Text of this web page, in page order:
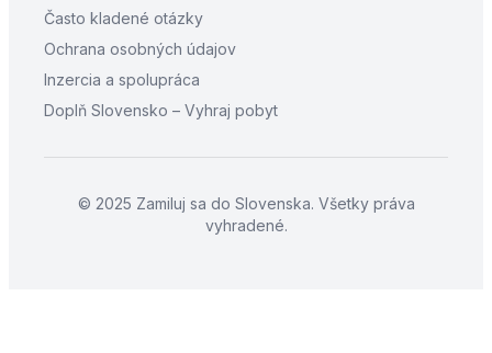
Často kladené otázky
Ochrana osobných údajov
Inzercia a spolupráca
Doplň Slovensko – Vyhraj pobyt
© 2025 Zamiluj sa do Slovenska. Všetky práva
vyhradené.